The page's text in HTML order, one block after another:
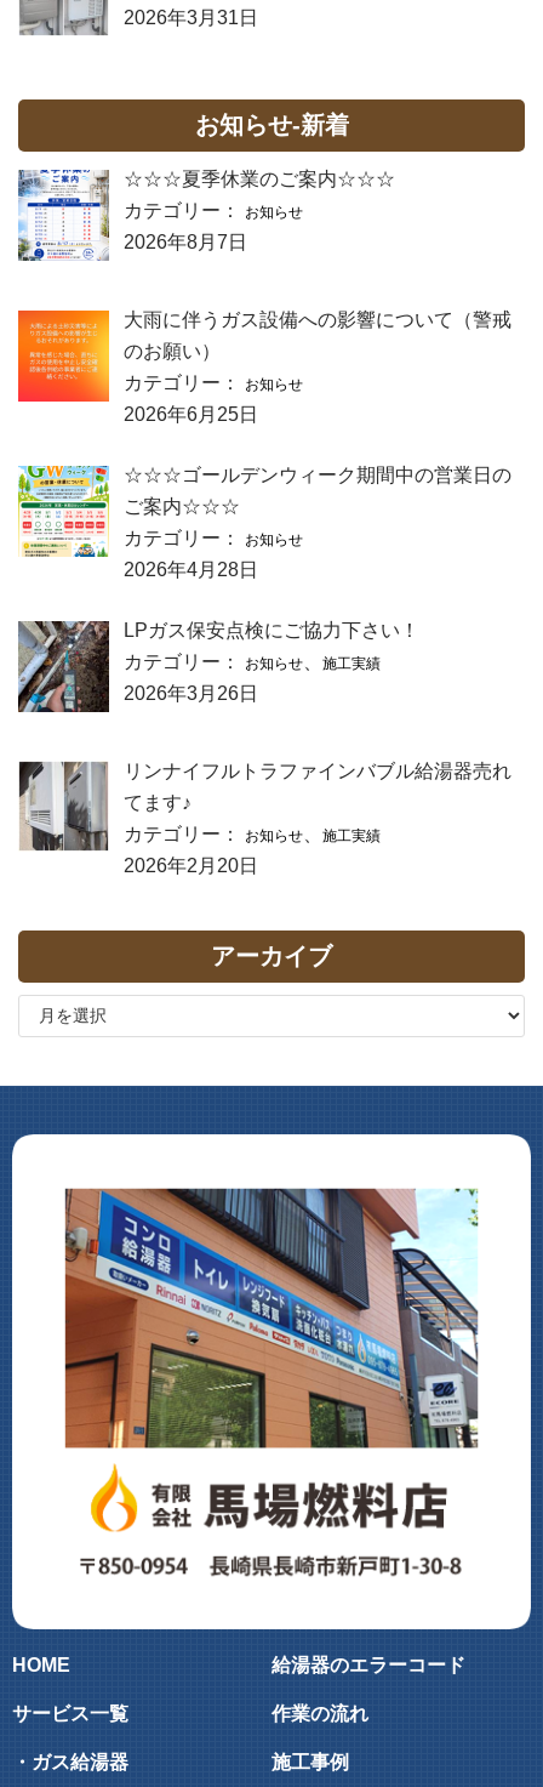
2026年3月31日
お知らせ-新着
☆☆☆夏季休業のご案内☆☆☆
カテゴリー：
お知らせ
2026年8月7日
大雨に伴うガス設備への影響について（警戒
のお願い）
カテゴリー：
お知らせ
2026年6月25日
☆☆☆ゴールデンウィーク期間中の営業日の
ご案内☆☆☆
カテゴリー：
お知らせ
2026年4月28日
LPガス保安点検にご協力下さい！
カテゴリー：
お知らせ 施工実績
2026年3月26日
リンナイフルトラファインバブル給湯器売れ
てます♪
カテゴリー：
お知らせ 施工実績
2026年2月20日
アーカイブ
HOME
サービス一覧
・ガス給湯器
給湯器のエラーコード
作業の流れ
施工事例